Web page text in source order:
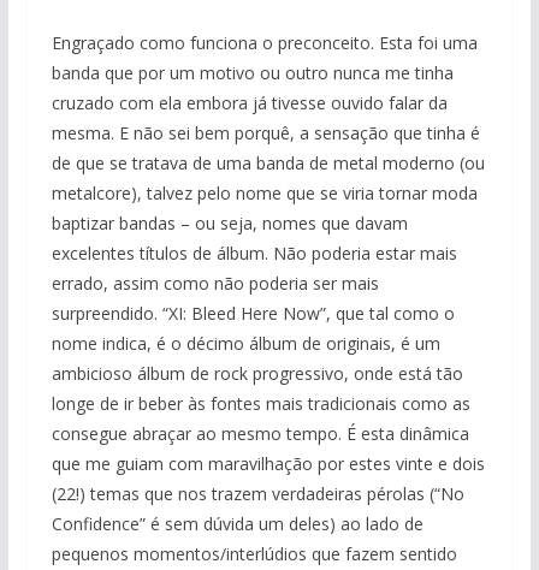
Engraçado como funciona o preconceito. Esta foi uma
banda que por um motivo ou outro nunca me tinha
cruzado com ela embora já tivesse ouvido falar da
mesma. E não sei bem porquê, a sensação que tinha é
de que se tratava de uma banda de metal moderno (ou
metalcore), talvez pelo nome que se viria tornar moda
baptizar bandas – ou seja, nomes que davam
excelentes títulos de álbum. Não poderia estar mais
errado, assim como não poderia ser mais
surpreendido. “XI: Bleed Here Now”, que tal como o
nome indica, é o décimo álbum de originais, é um
ambicioso álbum de rock progressivo, onde está tão
longe de ir beber às fontes mais tradicionais como as
consegue abraçar ao mesmo tempo. É esta dinâmica
que me guiam com maravilhação por estes vinte e dois
(22!) temas que nos trazem verdadeiras pérolas (“No
Confidence” é sem dúvida um deles) ao lado de
pequenos momentos/interlúdios que fazem sentido